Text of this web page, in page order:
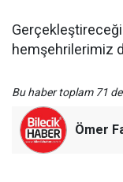
hemşehrilerimiz
Bu haber toplam 71
Ömer